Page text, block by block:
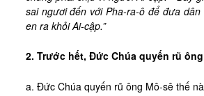
sai ngươi đến với Pha-ra-ô để đưa
en ra khỏi Ai-cập.”
2. Trước hết, Đức Chúa quyến rũ
a. Đức Chúa quyến rũ ông Mô-sê thế